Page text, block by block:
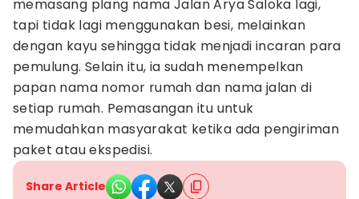
memasang plang nama Jalan Arya Saloka lagi,
tapi tidak lagi menggunakan besi, melainkan
dengan kayu sehingga tidak menjadi incaran para
pemulung. Selain itu, ia sudah menempelkan
papan nama nomor rumah dan nama jalan di
setiap rumah. Pemasangan itu untuk
memudahkan masyarakat ketika ada pengiriman
paket atau ekspedisi.
Share Article